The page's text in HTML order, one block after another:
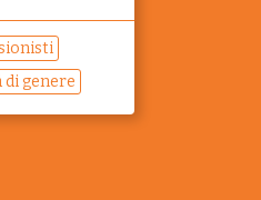
di genere